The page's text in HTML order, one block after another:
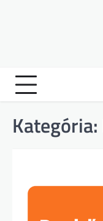
Kategória: